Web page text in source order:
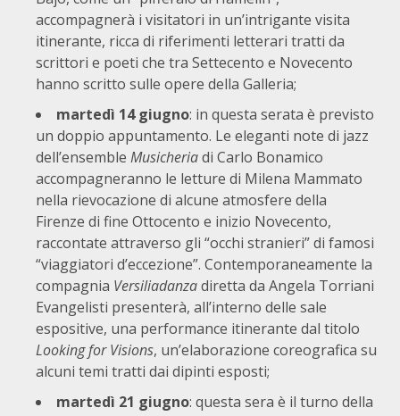
accompagnerà i visitatori in un’intrigante visita
itinerante, ricca di riferimenti letterari tratti da
scrittori e poeti che tra Settecento e Novecento
hanno scritto sulle opere della Galleria;
martedì 14 giugno: in questa serata è previsto
un doppio appuntamento. Le eleganti note di jazz
dell’ensemble Musicheriadi Carlo Bonamico
accompagneranno le letture di Milena Mammato
nella rievocazione di alcune atmosfere della
Firenze di fine Ottocento e inizio Novecento,
raccontate attraverso gli “occhi stranieri” di famosi
“viaggiatori d’eccezione”. Contemporaneamente la
compagnia Versiliadanzadiretta da Angela Torriani
Evangelisti presenterà, all’interno delle sale
espositive, una performance itinerante dal titolo
Looking for Visions, un’elaborazione coreografica su
alcuni temi tratti dai dipinti esposti;
martedì 21 giugno: questa sera è il turno della